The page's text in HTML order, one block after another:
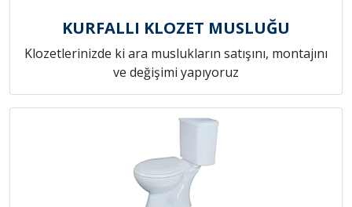
KURFALLI KLOZET MUSLUĞU
Klozetlerinizde ki ara muslukların satışını, montajını
ve değişimi yapıyoruz